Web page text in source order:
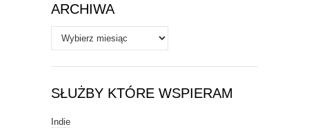
ARCHIWA
Archiwa
SŁUŻBY KTÓRE WSPIERAM
Indie